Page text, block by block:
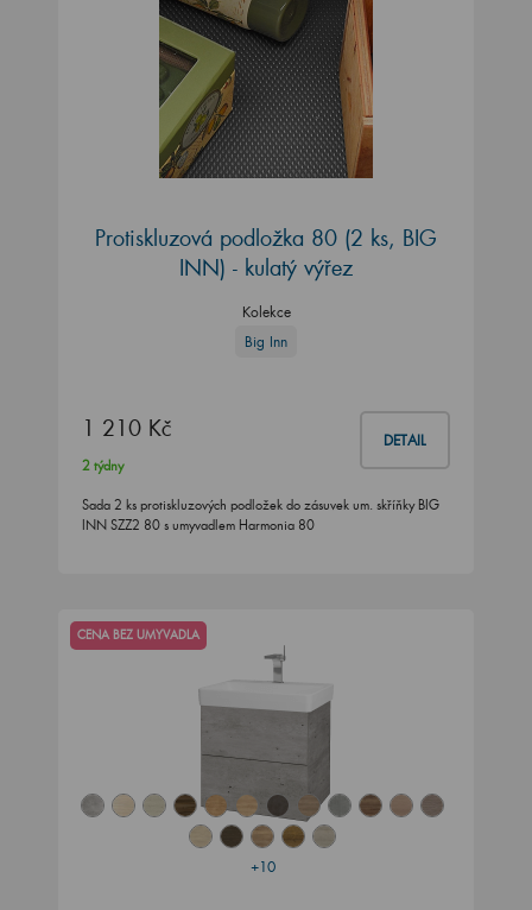
Protiskluzová podložka 80 (2 ks, BIG
INN) - kulatý výřez
Kolekce
Big Inn
1 210 Kč DETAIL
2 týdny
Sada 2 ks protiskluzových podložek do zásuvek um. skříňky BIG
INN SZZ2 80 s umyvadlem Harmonia 80
+10
CENA BEZ UMYVADLA